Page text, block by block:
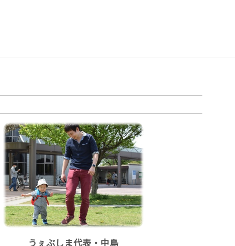
うぇぶしま代表・中島